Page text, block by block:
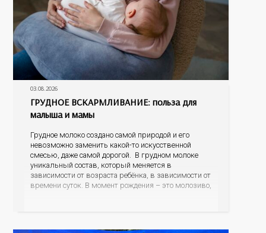
03.08.2026
ГРУДНОЕ ВСКАРМЛИВАНИЕ: польза для
малыша и мамы
Грудное молоко создано самой природой и его
невозможно заменить какой-то искусственной
смесью, даже самой дорогой. В грудном молоке
уникальный состав, который меняется в
зависимости от возраста ребёнка, в зависимости от
времени суток. В момент рождения – это молозиво,